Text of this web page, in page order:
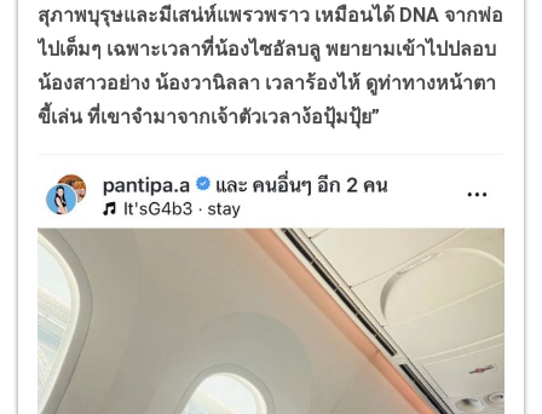
สุภาพบุรุษและมีเสน่ห์แพรวพราว เหมือนได้ DNA จากพ่อ
ไปเต็มๆ เฉพาะเวลาที่น้องไซอัลบลู พยายามเข้าไปปลอบ
น้องสาวอย่าง น้องวานิลลา เวลาร้องไห้ ดูท่าทางหน้าตา
ขี้เล่น ที่เขาจำมาจากเจ้าตัวเวลาง้อปุ้มปุ้ย”